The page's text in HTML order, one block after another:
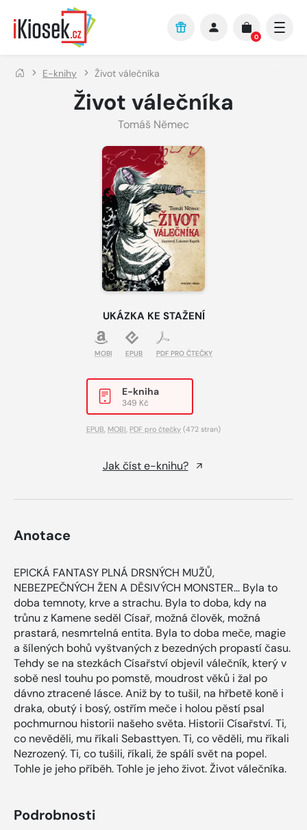
Přejít na hlavní obsah
0
E-knihy Život válečníka
Život válečníka
Tomáš Němec
UKÁZKA KE STAŽENÍ
MOBI EPUB PDF PRO ČTEČKY
E-kniha
349 Kč
EPUB MOBI PDF pro čtečky (472 stran)
Jak číst e-knihu?
Anotace
EPICKÁ FANTASY PLNÁ DRSNÝCH MUŽŮ,
NEBEZPEČNÝCH ŽEN A DĚSIVÝCH MONSTER… Byla to
doba temnoty, krve a strachu. Byla to doba, kdy na
trůnu z Kamene seděl Císař, možná člověk, možná
prastará, nesmrtelná entita. Byla to doba meče, magie
a šílených bohů vyštvaných z bezedných propastí času.
Tehdy se na stezkách Císařství objevil válečník, který v
sobě nesl touhu po pomstě, moudrost věků i žal po
dávno ztracené lásce. Aniž by to tušil, na hřbetě koně i
draka, obutý i bosý, ostřím meče i holou pěstí psal
pochmurnou historii našeho světa. Historii Císařství. Ti,
co nevěděli, mu říkali Sebasttyen. Ti, co věděli, mu říkali
Nezrozený. Ti, co tušili, říkali, že spálí svět na popel.
Tohle je jeho příběh. Tohle je jeho život. Život válečníka.
Podrobnosti